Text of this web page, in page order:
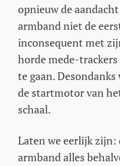
opnieuw de
armband niet de
inconsequent met
horde mede-
te gaan.
de startmotor van
schaal.
Laten we eerlijk zijn:
armband alles